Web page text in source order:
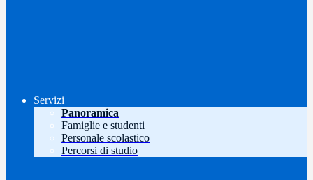
Servizi
Panoramica
Famiglie e studenti
Personale scolastico
Percorsi di studio